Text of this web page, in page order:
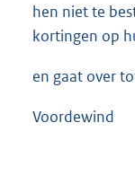
hen niet te
kortingen op
en gaat over
Voordewind